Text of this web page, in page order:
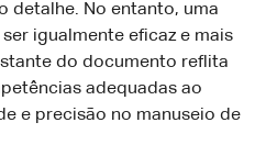
detalhe. No entanto, uma
igualmente eficaz e mais
do documento reflita
adequadas ao
e precisão no manuseio de